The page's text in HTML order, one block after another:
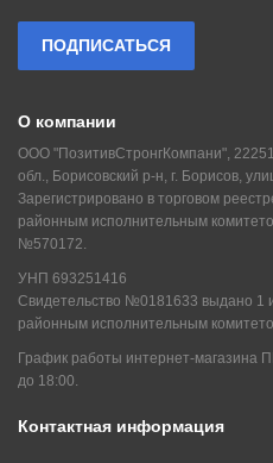
Контактная информация
О компании
ООО "ПозитивСтронгКомпани",
обл., Борисовский р-н, г. Борисов,
Зарегистрировано в торговом
районным исполнительным
№570172.
УНП 693251416
Свидетельство №0181633 выдано 1
районным исполнительным
График работы интернет-магазина
до 18:00.
ПОДПИСАТЬСЯ